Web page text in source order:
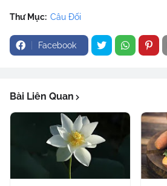
Thư Mục: Câu Đối
Facebook
Bài Liên Quan